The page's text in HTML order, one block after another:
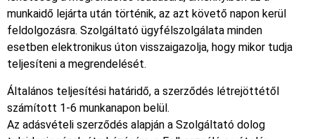
munkaidő lejárta után történik, az azt követő napon kerül
feldolgozásra. Szolgáltató ügyfélszolgálata minden
esetben elektronikus úton visszaigazolja, hogy mikor tudja
teljesíteni a megrendelését.
Általános teljesítési határidő, a szerződés létrejöttétől
számított 1-6 munkanapon belül.
Az adásvételi szerződés alapján a Szolgáltató dolog